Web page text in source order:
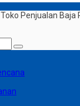
Toko Penjualan Baja